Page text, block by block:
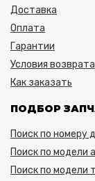
Доставка
Оплата
Гарантии
Условия возврата
Как заказать
ПОДБОР
Поиск по номеру
Поиск по модели
Поиск по модели